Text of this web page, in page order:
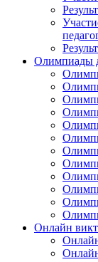
Олимпиады
Онлайн